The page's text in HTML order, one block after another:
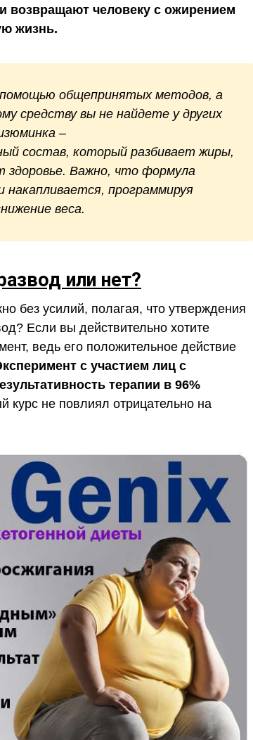
возвращают человеку с ожирением
жизнь.
общепринятых методов, а
средству вы не найдете у других
–
состав, который разбивает жиры,
здоровье. Важно, что формула
программируя
веса.
или нет?
без усилий, полагая, что утверждения
Если вы действительно хотите
ведь его положительное действие
с участием лиц с
терапии в 96%
курс не повлиял отрицательно на